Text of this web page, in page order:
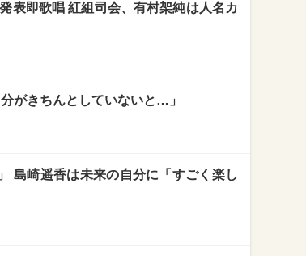
表即歌唱 紅組司会、有村架純は人名カ
がきちんとしていないと…」
島崎遥香は未来の自分に「すごく楽し